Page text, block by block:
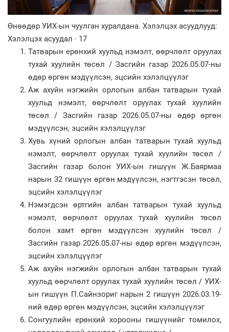
Өнөөдөр УИХ-ын чуулган хуралдана. Хэлэлцэх асуудлууд:
Хэлэлцэх асуудал · 17
Татварын ерөнхий хуульд нэмэлт, өөрчлөлт оруулах
тухай хуулийн төсөл / Засгийн газар 2026.05.07-ны
өдөр өргөн мэдүүлсэн, эцсийн хэлэлцүүлэг
Аж ахуйн нэгжийн орлогын албан татварын тухай
хуульд нэмэлт, өөрчлөлт оруулах тухай хуулийн
төсөл / Засгийн газар 2026.05.07-ны өдөр өргөн
мэдүүлсэн, эцсийн хэлэлцүүлэг
Хувь хүний орлогын албан татварын тухай хуульд
нэмэлт, өөрчлөлт оруулах тухай хуулийн төсөл /
Засгийн газар болон УИХ-ын гишүүн Ж.Баярмаа
нарын 32 гишүүн өргөн мэдүүлсэн, нэгтгэсэн төсөл,
эцсийн хэлэлцүүлэг
Нэмэгдсэн өртгийн албан татварын тухай хуульд
нэмэлт, өөрчлөлт оруулах тухай хуулийн төсөл
болон хамт өргөн мэдүүлсэн хуулийн төсөл /
Засгийн газар 2026.05.07-ны өдөр өргөн мэдүүлсэн,
эцсийн хэлэлцүүлэг
Аж ахуйн нэгжийн орлогын албан татварын тухай
хуульд өөрчлөлт оруулах тухай хуулийн төсөл / УИХ-
ын гишүүн П.Сайнзориг нарын 2 гишүүн 2026.03.19-
ний өдөр өргөн мэдүүлсэн, эцсийн хэлэлцүүлэг
Сонгуулийн ерөнхий хорооны гишүүнийг томилох,